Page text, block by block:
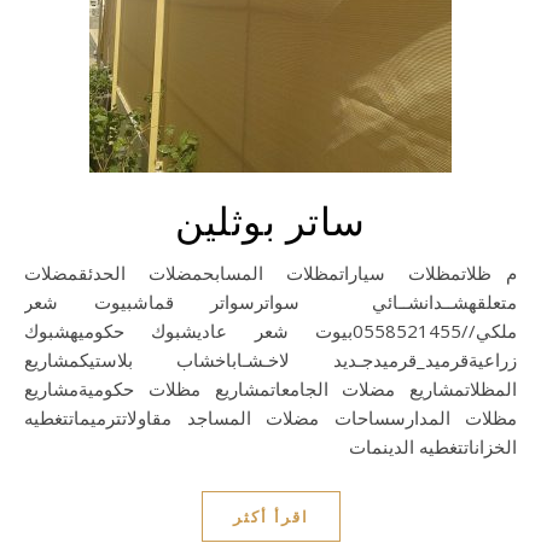
ساتر بوثلين
مظلاتمظلات سياراتمظلات المسابحمضلات الحدئقمضلات
متعلقهشــدانشــائي سواترسواتر قماشبيوت شعر
ملكي//0558521455بيوت شعر عاديشبوك حكوميهشبوك
زراعيةقرميد_قرميدجـديد لاخـشـاباخشاب بلاستيكمشاريع
المظلاتمشاريع مضلات الجامعاتمشاريع مظلات حكوميةمشاريع
مظلات المدارسساحات مضلات المساجد مقاولاتترميماتتغطيه
الخزاناتتغطيه الدينمات
اقرأ أكثر